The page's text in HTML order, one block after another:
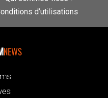
d’utilisations
NEWS